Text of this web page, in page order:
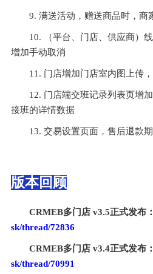
9. 满送活动，赠送商品时，商
10. （平台、门店、供应商）
增加手动取消
11. 门店增加门店室内图上传
12. 门店端交班记录列表页增
接班的详情数据
13. 交易设置页面，售后退款期
版本回顾
CRMEB多门店 v3.5正式发布：
sk/thread/72836
CRMEB多门店 v3.4正式发布：
sk/thread/70991